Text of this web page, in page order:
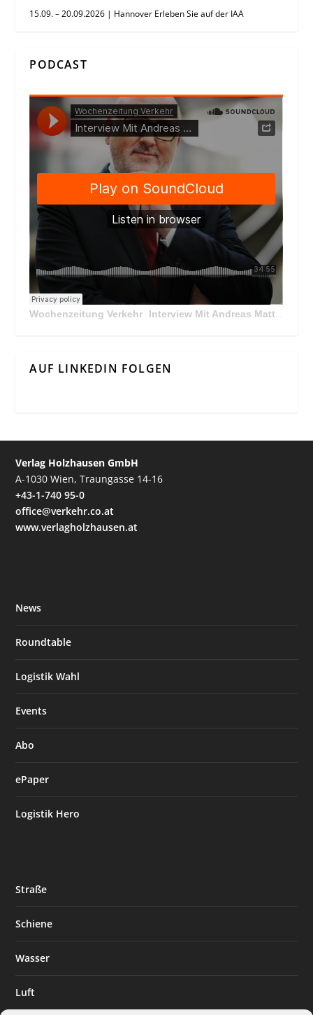
15.09. – 20.09.2026 | Hannover Erleben Sie auf der IAA
PODCAST
Wochenzeitung Verkehr · Interview Mit Andreas Matthä, CEO der ÖBB Holding
AUF LINKEDIN FOLGEN
Verlag Holzhausen GmbH
A-1030 Wien, Traungasse 14-16
+43-1-740 95-0
office@verkehr.co.at
www.verlagholzhausen.at
News
Roundtable
Logistik Wahl
Events
Abo
ePaper
Logistik Hero
Straße
Schiene
Wasser
Luft